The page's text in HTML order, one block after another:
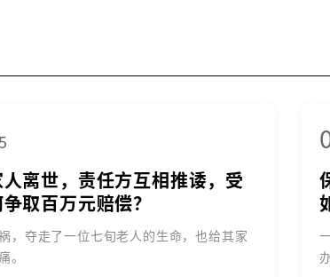
离世，责任方互相推诿，受
取百万元赔偿？
，夺走了一位七旬老人的生命，也给其家
。